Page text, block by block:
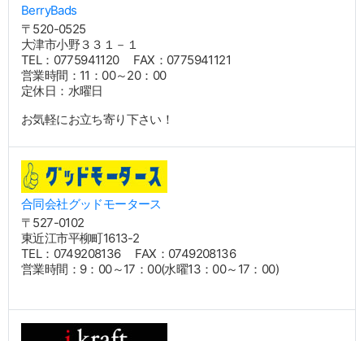
BerryBads
〒520-0525
大津市小野３３１－１
TEL：0775941120 FAX：0775941121
営業時間：11：00～20：00
定休日：水曜日
お気軽にお立ち寄り下さい！
合同会社グッドモータース
〒527-0102
東近江市平柳町1613-2
TEL：0749208136 FAX：0749208136
営業時間：9：00～17：00(水曜13：00～17：00)